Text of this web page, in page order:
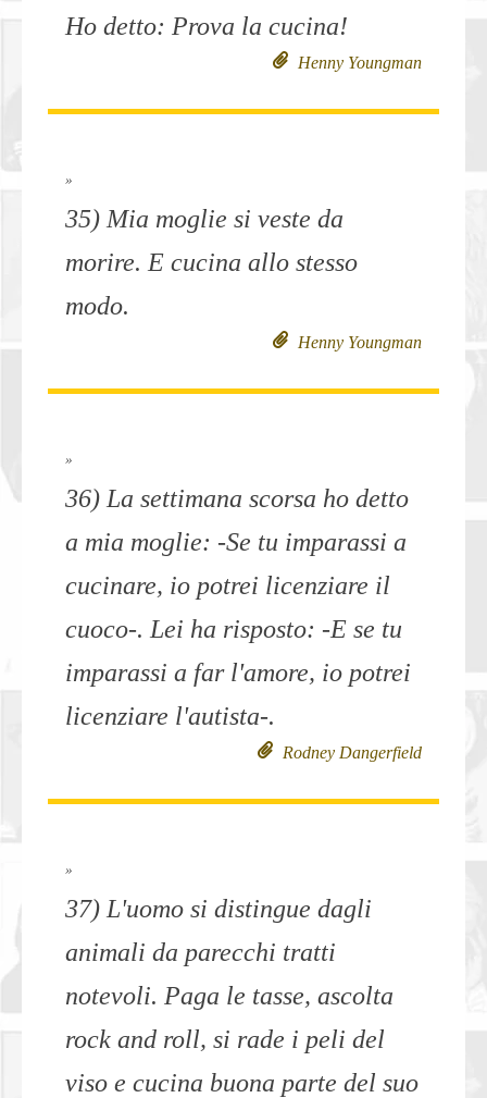
Ho detto: Prova la cucina!
Henny Youngman
»
35) Mia moglie si veste da
morire. E cucina allo stesso
modo.
Henny Youngman
»
36) La settimana scorsa ho detto
a mia moglie: -Se tu imparassi a
cucinare, io potrei licenziare il
cuoco-. Lei ha risposto: -E se tu
imparassi a far l'amore, io potrei
licenziare l'autista-.
Rodney Dangerfield
»
37) L'uomo si distingue dagli
animali da parecchi tratti
notevoli. Paga le tasse, ascolta
rock and roll, si rade i peli del
viso e cucina buona parte del suo